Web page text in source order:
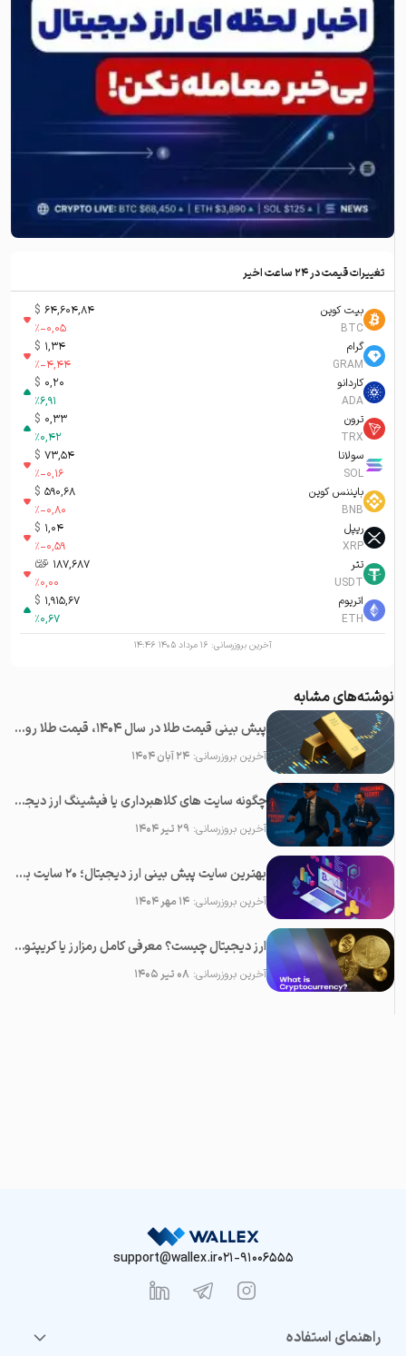
تغییرات قیمت در ۲۴ ساعت اخیر
بیت کوین
BTC
64,604,84
$
%-0,05
گرام
GRAM
1,34
$
%-4,44
کاردانو
ADA
0,20
$
%6,91
ترون
TRX
0,33
$
%0,42
سولانا
SOL
73,54
$
%-0,16
بایننس کوین
BNB
590,68
$
%-0,80
ریپل
XRP
1,04
$
%-0,59
تتر
USDT
187,687 تومان-ء
%0,00
اتریوم
ETH
1,915,67
$
%0,67
آخرین بروزرسانی: ۱۶ مرداد ۱۴۰۵ ۱۴:۴۶
نوشته‌های مشابه
پیش بینی قیمت طلا در سال 1404، قیمت طلا روبه افزایش است یا کاهش؟
آخرین بروزرسانی:۲۴ آبان ۱۴۰۴
چگونه سایت های کلاهبرداری یا فیشینگ ارز دیجیتال را شناسایی کنیم؟
آخرین بروزرسانی:۲۹ تیر ۱۴۰۴
بهترین سایت پیش بینی ارز دیجیتال؛ ۲0 سایت برتر تحلیل کریپتو
آخرین بروزرسانی:۱۴ مهر ۱۴۰۴
ارز دیجیتال چیست؟ معرفی کامل رمزارز یا کریپتوکارنسی
آخرین بروزرسانی:۰۸ تیر ۱۴۰۵
021-91006555
support@wallex.ir
راهنمای استفاده